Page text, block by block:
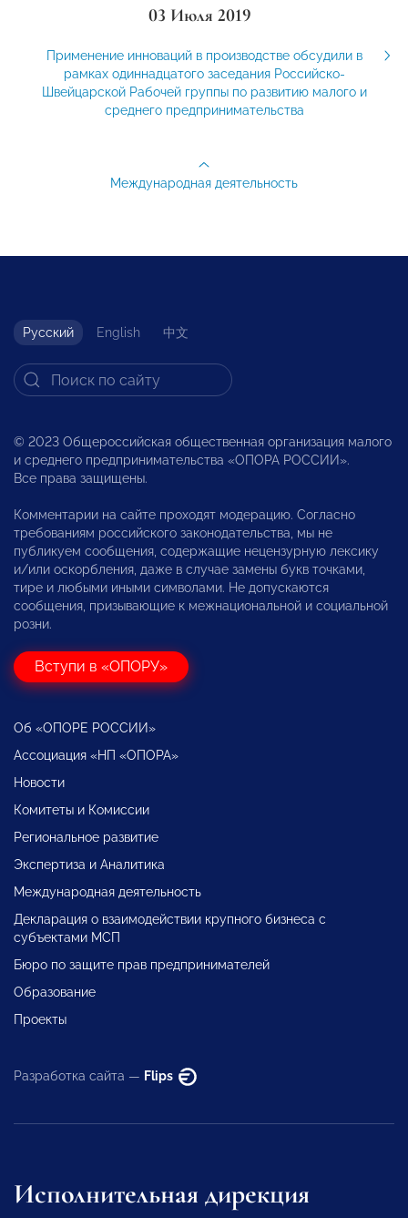
03 Июля 2019
Применение инноваций в производстве обсудили в
рамках одиннадцатого заседания Российско-
Швейцарской Рабочей группы по развитию малого и
среднего предпринимательства
Международная деятельность
Русский English 中文
© 2023 Общероссийская общественная организация малого
и среднего предпринимательства «ОПОРА РОССИИ».
Все права защищены.
Комментарии на сайте проходят модерацию. Согласно
требованиям российского законодательства, мы не
публикуем сообщения, содержащие нецензурную лексику
и/или оскорбления, даже в случае замены букв точками,
тире и любыми иными символами. Не допускаются
сообщения, призывающие к межнациональной и социальной
розни.
Вступи в «ОПОРУ»
Об «ОПОРЕ РОССИИ»
Ассоциация «НП «ОПОРА»
Новости
Комитеты и Комиссии
Региональное развитие
Экспертиза и Аналитика
Международная деятельность
Декларация о взаимодействии крупного бизнеса с
субъектами МСП
Бюро по защите прав предпринимателей
Образование
Проекты
Разработка сайта — Flips
Исполнительная дирекция